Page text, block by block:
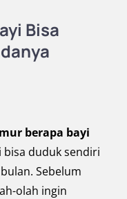
Bisa
berapa bayi
bisa duduk sendiri
Sebelum
olah ingin